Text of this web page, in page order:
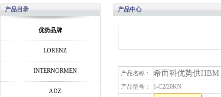
产品目录
优势品牌
LORENZ
INTERNORMEN
ADZ
产品中心
产品名称： 希而科优势供
产品型号： 1-C2/20KN